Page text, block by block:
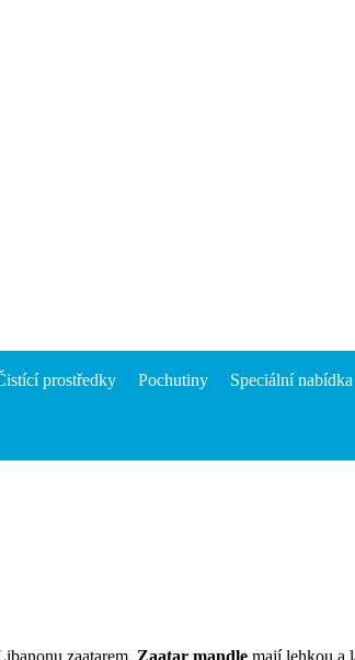
prostředky Pochutiny Speciální nabídka
zaatarem. Zaatar mandle mají lehkou a